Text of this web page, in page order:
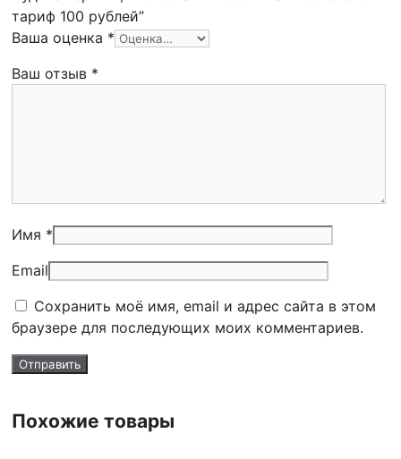
тариф 100 рублей”
Ваша оценка *
Ваш отзыв *
Имя *
Email
Сохранить моё имя, email и адрес сайта в этом
браузере для последующих моих комментариев.
Похожие товары